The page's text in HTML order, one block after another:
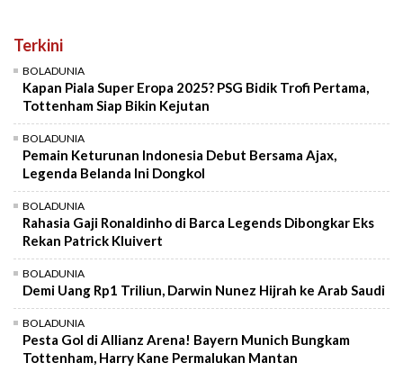
Terkini
BOLADUNIA
Kapan Piala Super Eropa 2025? PSG Bidik Trofi Pertama,
Tottenham Siap Bikin Kejutan
BOLADUNIA
Pemain Keturunan Indonesia Debut Bersama Ajax,
Legenda Belanda Ini Dongkol
BOLADUNIA
Rahasia Gaji Ronaldinho di Barca Legends Dibongkar Eks
Rekan Patrick Kluivert
BOLADUNIA
Demi Uang Rp1 Triliun, Darwin Nunez Hijrah ke Arab Saudi
BOLADUNIA
Pesta Gol di Allianz Arena! Bayern Munich Bungkam
Tottenham, Harry Kane Permalukan Mantan